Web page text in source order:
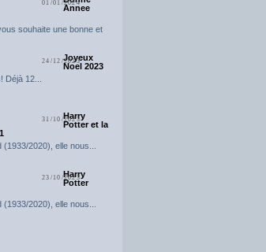
01/01/2024
Annee
souhaite une bonne et
24/12/2023
Joyeux
Noel 2023
12...
31/10/2023
Harry
Potter et la
2020), elle nous...
23/10/2023
Harry
Potter
2020), elle nous...